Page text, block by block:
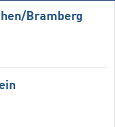
​Bramberg